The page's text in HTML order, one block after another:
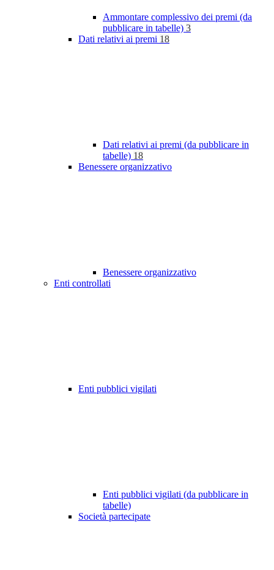
Ammontare complessivo dei premi (da
pubblicare in tabelle) 3
Dati relativi ai premi 18
Dati relativi ai premi (da pubblicare in
tabelle) 18
Benessere organizzativo
Benessere organizzativo
Enti controllati
Enti pubblici vigilati
Enti pubblici vigilati (da pubblicare in
tabelle)
Società partecipate